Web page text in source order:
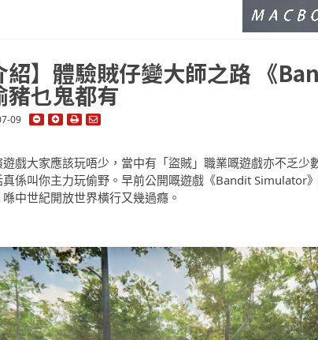
紹】體驗賊仔變大師之路 《
豬乜鬼都有
09
戲大家應該玩唔少，當中有「盜賊」職業嘅遊戲亦不乏
係叫你主力玩偷野。早前公開嘅遊戲《Bandit Simulator
中世紀開放世界橫行又幾過癮。